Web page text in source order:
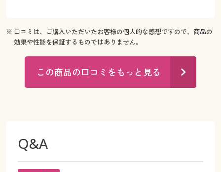
※ 口コミは、ご購入いただいたお客様の個人的な感想ですので、商品の
効果や性能を保証するものではありません。
この商品の口コミをもっと見る
Q&A